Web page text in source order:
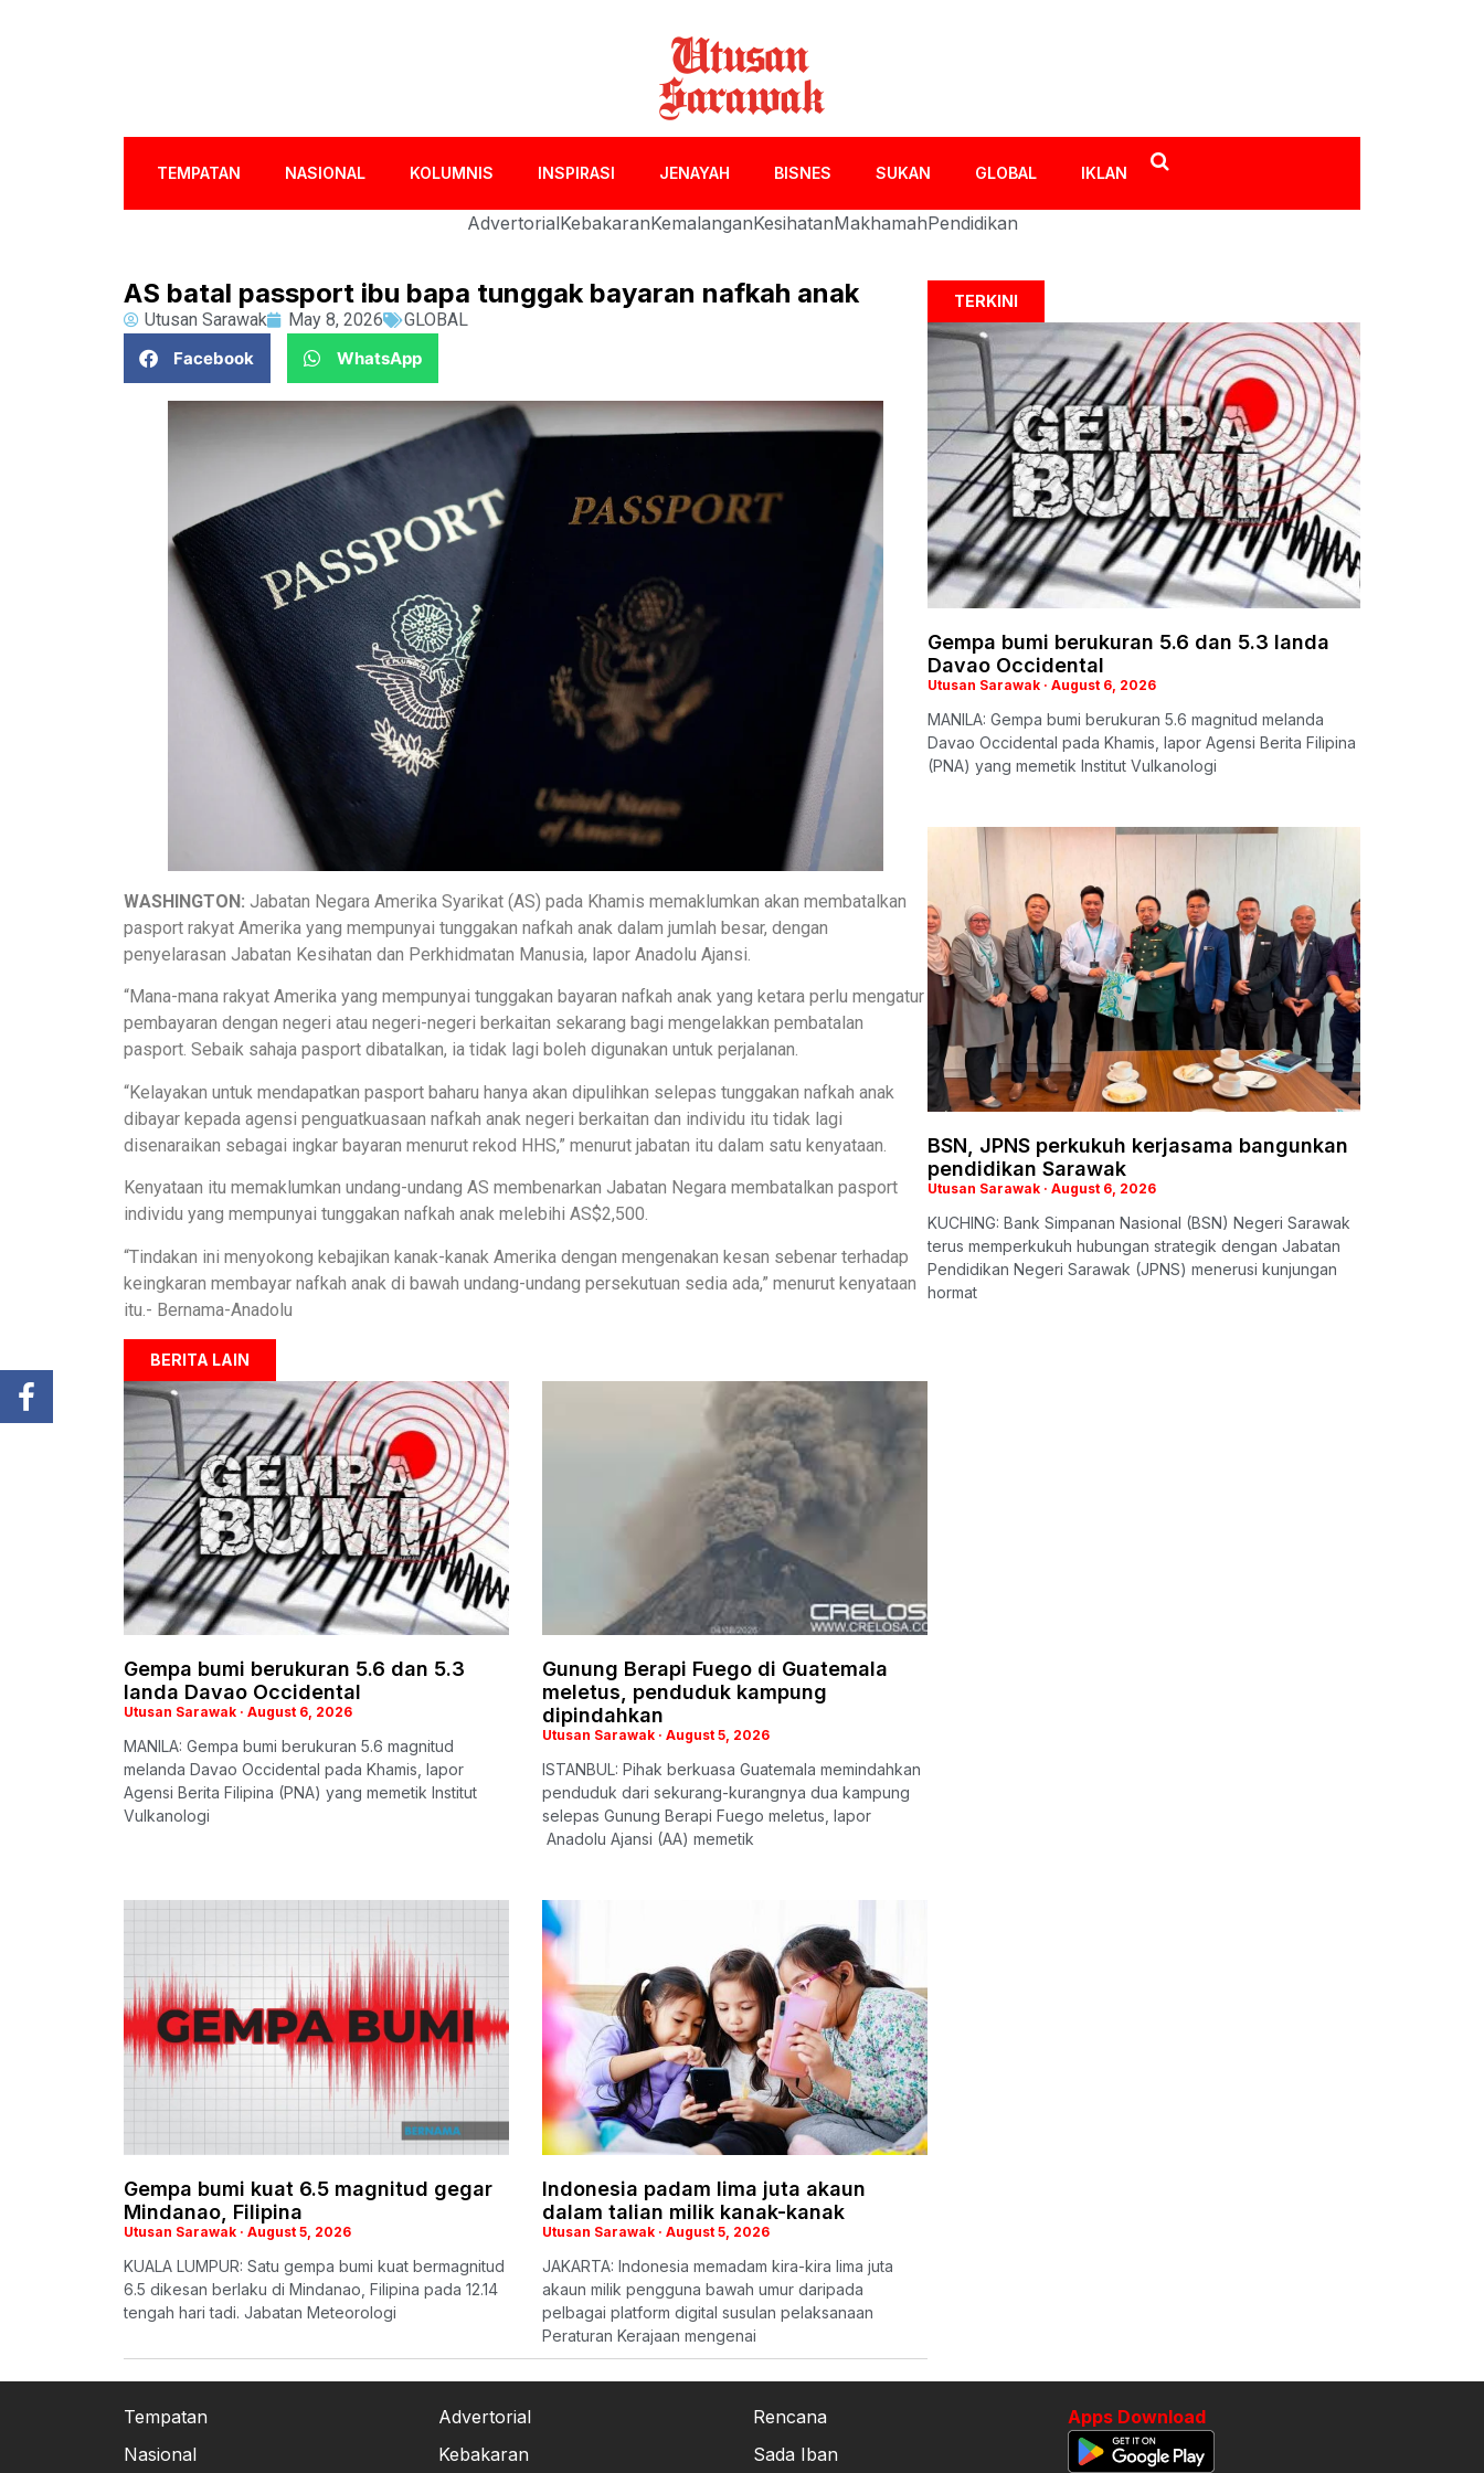
TEMPATAN NASIONAL KOLUMNIS INSPIRASI JENAYAH BISNES SUKAN GLOBAL IKLAN
AdvertorialKebakaranKemalanganKesihatanMakhamahPendidikan
AS batal passport ibu bapa tunggak bayaran nafkah anak
Utusan Sarawak May 8, 2026
GLOBAL
Facebook
WhatsApp
WASHINGTON: Jabatan Negara Amerika Syarikat (AS) pada Khamis memaklumkan akan membatalkan
pasport rakyat Amerika yang mempunyai tunggakan nafkah anak dalam jumlah besar, dengan
penyelarasan Jabatan Kesihatan dan Perkhidmatan Manusia, lapor Anadolu Ajansi.
“Mana-mana rakyat Amerika yang mempunyai tunggakan bayaran nafkah anak yang ketara perlu mengatur
pembayaran dengan negeri atau negeri-negeri berkaitan sekarang bagi mengelakkan pembatalan
pasport. Sebaik sahaja pasport dibatalkan, ia tidak lagi boleh digunakan untuk perjalanan.
“Kelayakan untuk mendapatkan pasport baharu hanya akan dipulihkan selepas tunggakan nafkah anak
dibayar kepada agensi penguatkuasaan nafkah anak negeri berkaitan dan individu itu tidak lagi
disenaraikan sebagai ingkar bayaran menurut rekod HHS,” menurut jabatan itu dalam satu kenyataan.
Kenyataan itu memaklumkan undang-undang AS membenarkan Jabatan Negara membatalkan pasport
individu yang mempunyai tunggakan nafkah anak melebihi AS$2,500.
“Tindakan ini menyokong kebajikan kanak-kanak Amerika dengan mengenakan kesan sebenar terhadap
keingkaran membayar nafkah anak di bawah undang-undang persekutuan sedia ada,” menurut kenyataan
itu.- Bernama-Anadolu
BERITA LAIN
Gempa bumi berukuran 5.6 dan 5.3
landa Davao Occidental
Utusan Sarawak August 6, 2026
MANILA: Gempa bumi berukuran 5.6 magnitud
melanda Davao Occidental pada Khamis, lapor
Agensi Berita Filipina (PNA) yang memetik Institut
Vulkanologi
Gunung Berapi Fuego di Guatemala
meletus, penduduk kampung
dipindahkan
Utusan Sarawak August 5, 2026
ISTANBUL: Pihak berkuasa Guatemala memindahkan
penduduk dari sekurang-kurangnya dua kampung
selepas Gunung Berapi Fuego meletus, lapor
Anadolu Ajansi (AA) memetik
Gempa bumi kuat 6.5 magnitud gegar
Mindanao, Filipina
Utusan Sarawak August 5, 2026
KUALA LUMPUR: Satu gempa bumi kuat bermagnitud
6.5 dikesan berlaku di Mindanao, Filipina pada 12.14
tengah hari tadi. Jabatan Meteorologi
Indonesia padam lima juta akaun
dalam talian milik kanak-kanak
Utusan Sarawak August 5, 2026
JAKARTA: Indonesia memadam kira-kira lima juta
akaun milik pengguna bawah umur daripada
pelbagai platform digital susulan pelaksanaan
Peraturan Kerajaan mengenai
TERKINI
Gempa bumi berukuran 5.6 dan 5.3 landa
Davao Occidental
Utusan Sarawak August 6, 2026
MANILA: Gempa bumi berukuran 5.6 magnitud melanda
Davao Occidental pada Khamis, lapor Agensi Berita Filipina
(PNA) yang memetik Institut Vulkanologi
BSN, JPNS perkukuh kerjasama bangunkan
pendidikan Sarawak
Utusan Sarawak August 6, 2026
KUCHING: Bank Simpanan Nasional (BSN) Negeri Sarawak
terus memperkukuh hubungan strategik dengan Jabatan
Pendidikan Negeri Sarawak (JPNS) menerusi kunjungan
hormat
Tempatan
Nasional
Advertorial
Kebakaran
Rencana
Sada Iban
Apps Download